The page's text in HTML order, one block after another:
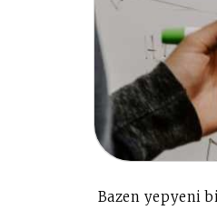
Bazen yepyeni